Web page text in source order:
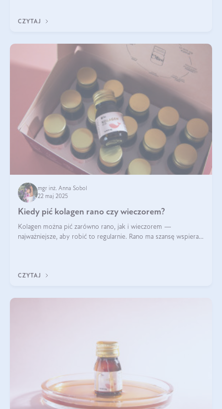
CZYTAJ
mgr inż. Anna Sobol
22 maj 2025
Kiedy pić kolagen rano czy wieczorem?
Kolagen można pić zarówno rano, jak i wieczorem —
najważniejsze, aby robić to regularnie. Rano ma szansę wspierać
CZYTAJ